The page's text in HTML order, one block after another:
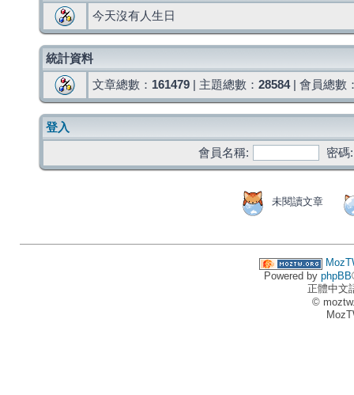
今天沒有人生日
統計資料
文章總數： 161479 | 主題總數： 28584| 會員總數
登入
會員名稱:
密碼:
未閱讀文章
Powered by phpBB
正體中文
©